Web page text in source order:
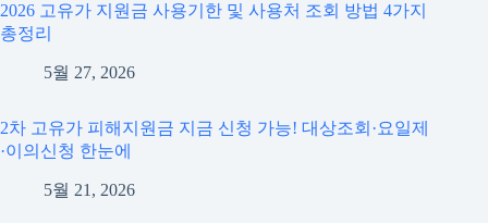
2026 고유가 지원금 사용기한 및 사용처 조회 방법 4가지
총정리
5월 27, 2026
2차 고유가 피해지원금 지금 신청 가능! 대상조회·요일제
·이의신청 한눈에
5월 21, 2026